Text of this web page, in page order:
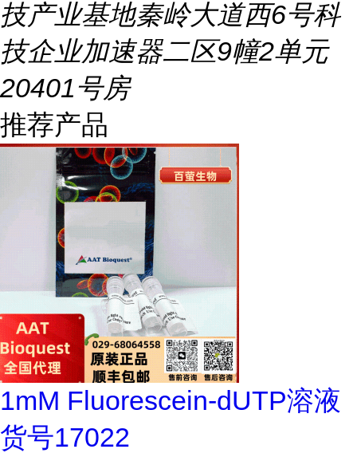
技产业基地秦岭大道西6号科
技企业加速器二区9幢2单元
20401号房
推荐产品
1mM Fluorescein-dUTP溶液
货号17022